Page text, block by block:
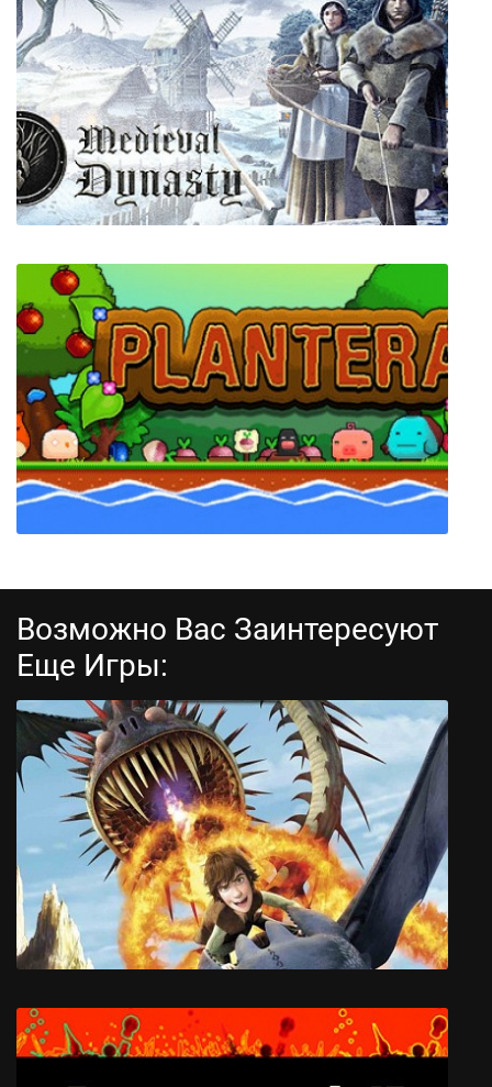
ENCODE
Medieval Dynasty
Plantera
Возможно Вас Заинтересуют
Еще Игры: